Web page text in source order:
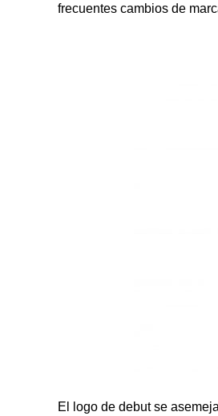
frecuentes cambios de
El logo de debut se